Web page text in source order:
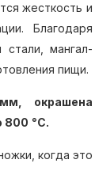
жесткость и
Благодаря
стали, мангал-
пищи.
окрашена
800 °C.
когда это